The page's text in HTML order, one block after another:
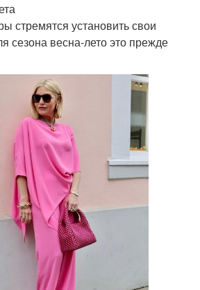
стремятся установить свои
сезона весна-лето это прежде